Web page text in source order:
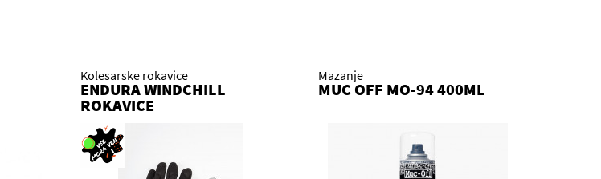
Kolesarske rokavice
ENDURA WINDCHILL
ROKAVICE
Mazanje
MUC OFF MO-94 400ML